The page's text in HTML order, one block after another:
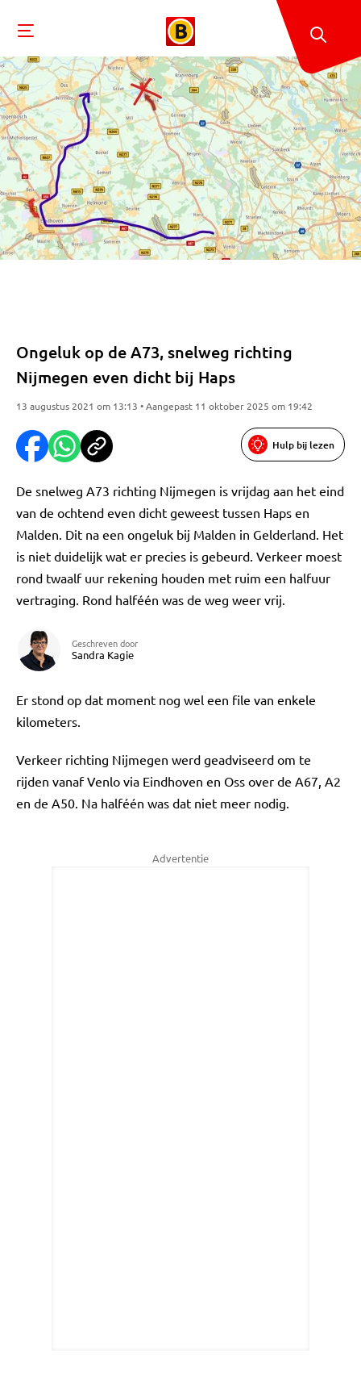
Ongeluk op de A73, snelweg richting
Nijmegen even dicht bij Haps
13 augustus 2021 om 13:13 • Aangepast 11 oktober 2025 om 19:42
Hulp bij lezen
De snelweg A73 richting Nijmegen is vrijdag aan het eind
van de ochtend even dicht geweest tussen Haps en
Malden. Dit na een ongeluk bij Malden in Gelderland. Het
is niet duidelijk wat er precies is gebeurd. Verkeer moest
rond twaalf uur rekening houden met ruim een halfuur
vertraging. Rond halféén was de weg weer vrij.
Geschreven door
Sandra Kagie
Er stond op dat moment nog wel een file van enkele
kilometers.
Verkeer richting Nijmegen werd geadviseerd om te
rijden vanaf Venlo via Eindhoven en Oss over de A67, A2
en de A50. Na halféén was dat niet meer nodig.
Advertentie